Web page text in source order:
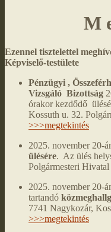
M
Ezennel tisztelettel
Képviselő-testülete
Pénzügyi ,
Vizsgáló Bizottság
órakor kezdődő
Kossuth u. 32.
>>>megtekintés
2025. november 20-
ülésére. Az ülés
Polgármesteri Hivatal
2025. november 20-
tartandó
7741 Nagykozár,
>>>megtekintés